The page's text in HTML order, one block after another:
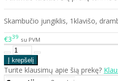
Skambučio jungiklis, 1klavišo,
€339 su PVM
Turite klausimų apie šią prekę?